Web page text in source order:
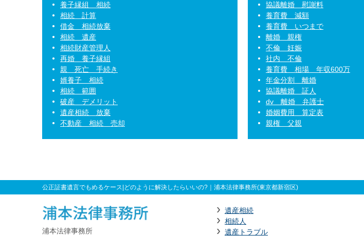
養子縁組 相続
相続 計算
借金 相続放棄
相続 遺産
相続財産管理人
再婚 養子縁組
親 死亡 手続き
婿養子 相続
相続 範囲
破産 デメリット
遺産相続 放棄
不動産 相続 売却
協議離婚 慰謝料
養育費 減額
養育費 いつまで
離婚 親権
不倫 妊娠
社内 不倫
養育費 相場 年収600万
年金分割 離婚
協議離婚 証人
dv 離婚 弁護士
婚姻費用 算定表
親権 父親
公正証書遺言でもめるケース|どのように解決したらいいの? ｜浦本法律事務所(東京都新宿区)
浦本法律事務所
遺産相続
相続人
遺産トラブル